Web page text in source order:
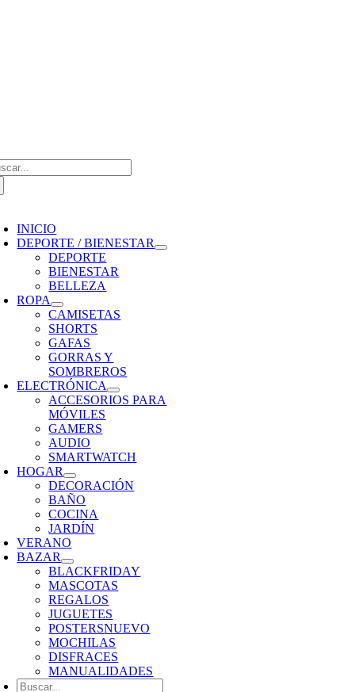
INICIO
DEPORTE / BIENESTAR
DEPORTE
BIENESTAR
BELLEZA
ROPA
CAMISETAS
SHORTS
GAFAS
GORRAS Y
SOMBREROS
ELECTRÓNICA
ACCESORIOS PARA
MÓVILES
GAMERS
AUDIO
SMARTWATCH
HOGAR
DECORACIÓN
BAÑO
COCINA
JARDÍN
VERANO
BAZAR
BLACKFRIDAY
MASCOTAS
REGALOS
JUGUETES
POSTERSNUEVO
MOCHILAS
DISFRACES
MANUALIDADES
Buscar: